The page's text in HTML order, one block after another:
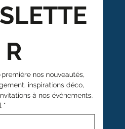
R
nos nouveautés,
inspirations déco,
à nos événements.
*